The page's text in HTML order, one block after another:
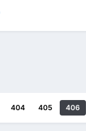
404 405 406